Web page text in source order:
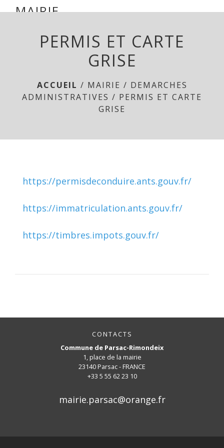
mairie parsac
MAIRIE
PARSAC
PERMIS ET CARTE
GRISE
ACCUEIL / MAIRIE / DEMARCHES
ADMINISTRATIVES / PERMIS ET CARTE
GRISE
https://permisdeconduire.ants.gouv.fr/
https://immatriculation.ants.gouv.fr/
https://timbres.impots.gouv.fr/
CONTACTS
Commune de Parsac-Rimondeix
1, place de la mairie
23140 Parsac - FRANCE
+33 5 55 62 23 10
mairie.parsac@orange.fr